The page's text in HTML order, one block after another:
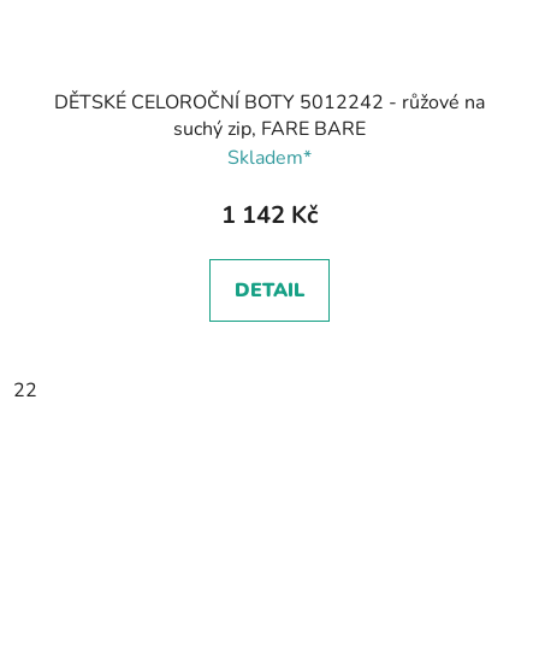
DĚTSKÉ CELOROČNÍ BOTY 5012242 - růžové na
suchý zip, FARE BARE
Skladem*
1 142 Kč
DETAIL
22